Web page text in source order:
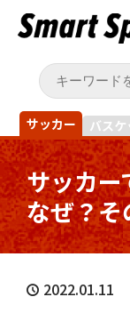
サッカー バス
サッカー
なぜ？
2022.01.11